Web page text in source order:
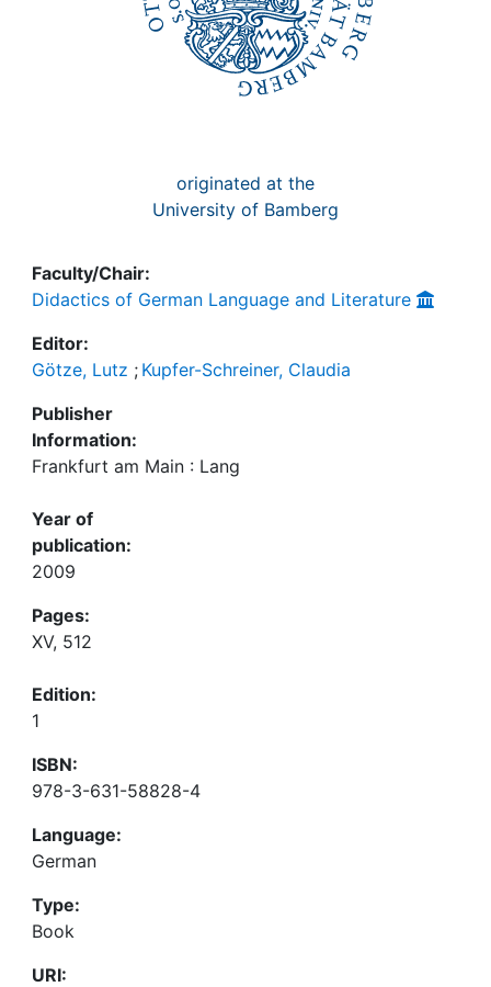
originated at the
University of Bamberg
Faculty/Chair:
Didactics of German Language and Literature
Editor:
Götze, Lutz ; Kupfer-Schreiner, Claudia
Publisher
Information:
Frankfurt am Main : Lang
Year of
publication:
2009
Pages:
XV, 512
Edition:
1
ISBN:
978-3-631-58828-4
Language:
German
Type:
Book
URI: